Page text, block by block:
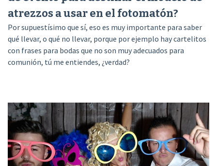
atrezzos a usar en el fotomatón?
Por supuestísimo que sí, eso es muy importante para saber
qué llevar, o qué no llevar, porque por ejemplo hay cartelitos
con frases para bodas que no son muy adecuados para
comunión, tú me entiendes, ¿verdad?